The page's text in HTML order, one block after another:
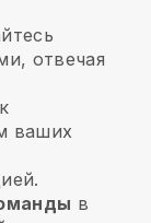
отвечая
ваших
в